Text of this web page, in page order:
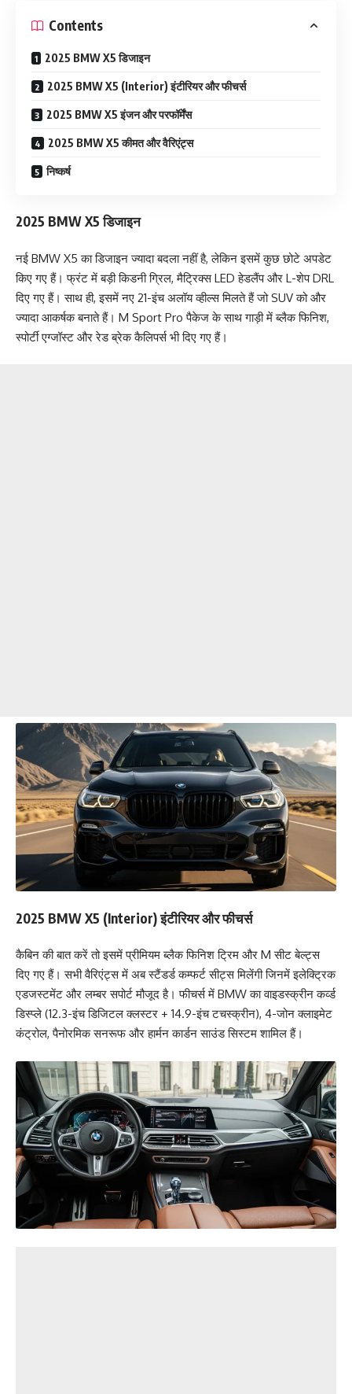
Contents
2025 BMW X5 डिजाइन
2025 BMW X5 (Interior) इंटीरियर और फीचर्स
2025 BMW X5 इंजन और परफॉर्मेंस
2025 BMW X5 कीमत और वैरिएंट्स
निष्कर्ष
2025 BMW X5 डिजाइन
नई BMW X5 का डिजाइन ज्यादा बदला नहीं है, लेकिन इसमें कुछ छोटे अपडेट
किए गए हैं। फ्रंट में बड़ी किडनी ग्रिल, मैट्रिक्स LED हेडलैंप और L-शेप DRL
दिए गए हैं। साथ ही, इसमें नए 21-इंच अलॉय व्हील्स मिलते हैं जो SUV को और
ज्यादा आकर्षक बनाते हैं। M Sport Pro पैकेज के साथ गाड़ी में ब्लैक फिनिश,
स्पोर्टी एग्जॉस्ट और रेड ब्रेक कैलिपर्स भी दिए गए हैं।
2025 BMW X5 (Interior) इंटीरियर और फीचर्स
कैबिन की बात करें तो इसमें प्रीमियम ब्लैक फिनिश ट्रिम और M सीट बेल्ट्स
दिए गए हैं। सभी वैरिएंट्स में अब स्टैंडर्ड कम्फर्ट सीट्स मिलेंगी जिनमें इलेक्ट्रिक
एडजस्टमेंट और लम्बर सपोर्ट मौजूद है। फीचर्स में BMW का वाइडस्क्रीन कर्व्ड
डिस्प्ले (12.3-इंच डिजिटल क्लस्टर + 14.9-इंच टचस्क्रीन), 4-जोन क्लाइमेट
कंट्रोल, पैनोरमिक सनरूफ और हार्मन कार्डन साउंड सिस्टम शामिल हैं।